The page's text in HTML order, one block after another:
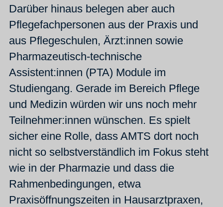
Darüber hinaus belegen aber auch
Pflegefachpersonen aus der Praxis und
aus Pflegeschulen, Ärzt:innen sowie
Pharmazeutisch-technische
Assistent:innen (PTA) Module im
Studiengang. Gerade im Bereich Pflege
und Medizin würden wir uns noch mehr
Teilnehmer:innen wünschen. Es spielt
sicher eine Rolle, dass AMTS dort noch
nicht so selbstverständlich im Fokus steht
wie in der Pharmazie und dass die
Rahmenbedingungen, etwa
Praxisöffnungszeiten in Hausarztpraxen,